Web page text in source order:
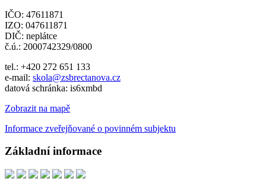
IČO: 47611871
IZO: 047611871
DIČ: neplátce
č.ú.: 2000742329/0800
tel.: +420 272 651 133
e-mail: skola@zsbrectanova.cz
datová schránka: is6xmbd
Zobrazit na mapě
Informace zveřejňované o povinném subjektu
Základní informace